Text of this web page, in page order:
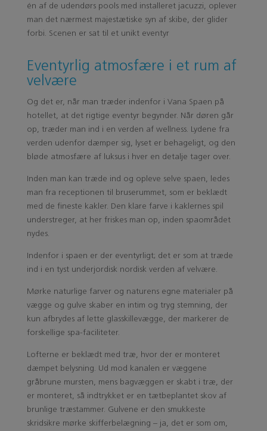
én af de udendørs pools med installeret jacuzzi, oplever
man det nærmest majestætiske syn af skibe, der glider
forbi. Scenen er sat til et unikt eventyr
Eventyrlig atmosfære i et rum af
velvære
Og det er, når man træder indenfor i Vana Spaen på
hotellet, at det rigtige eventyr begynder. Når døren går
op, træder man ind i en verden af wellness. Lydene fra
verden udenfor dæmper sig, lyset er behageligt, og den
bløde atmosfære af luksus i hver en detalje tager over.
Inden man kan træde ind og opleve selve spaen, ledes
man fra receptionen til bruserummet, som er beklædt
med de fineste kakler. Den klare farve i kaklernes spil
understreger, at her friskes man op, inden spaområdet
nydes.
Indenfor i spaen er der eventyrligt; det er som at træde
ind i en tyst underjordisk nordisk verden af velvære.
Mørke naturlige farver og naturens egne materialer på
vægge og gulve skaber en intim og tryg stemning, der
kun afbrydes af lette glasskillevægge, der markerer de
forskellige spa-faciliteter.
Lofterne er beklædt med træ, hvor der er monteret
dæmpet belysning. Ud mod kanalen er væggene
gråbrune mursten, mens bagvæggen er skabt i træ, der
er monteret, så indtrykket er en tætbeplantet skov af
brunlige træstammer. Gulvene er den smukkeste
skridsikre mørke skifferbelægning – ja, det er som om,